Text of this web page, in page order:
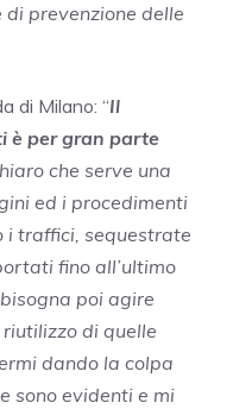
di prevenzione delle
di Milano: “Il
è per gran parte
che serve una
ed i procedimenti
i traffici, sequestrate
fino all’ultimo
poi agire
riutilizzo di quelle
dando la colpa
sono evidenti e mi